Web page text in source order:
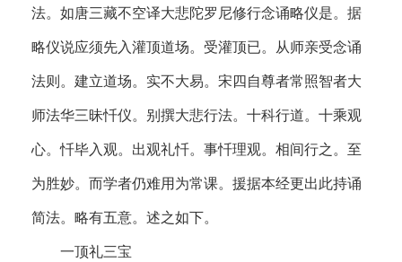
法。如唐三藏不空译大悲陀罗尼修行念诵略仪是。据
略仪说应须先入灌顶道场。受灌顶已。从师亲受念诵
法则。建立道场。实不大易。宋四自尊者常照智者大
师法华三昧忏仪。别撰大悲行法。十科行道。十乘观
心。忏毕入观。出观礼忏。事忏理观。相间行之。至
为胜妙。而学者仍难用为常课。援据本经更出此持诵
简法。略有五意。述之如下。
一顶礼三宝